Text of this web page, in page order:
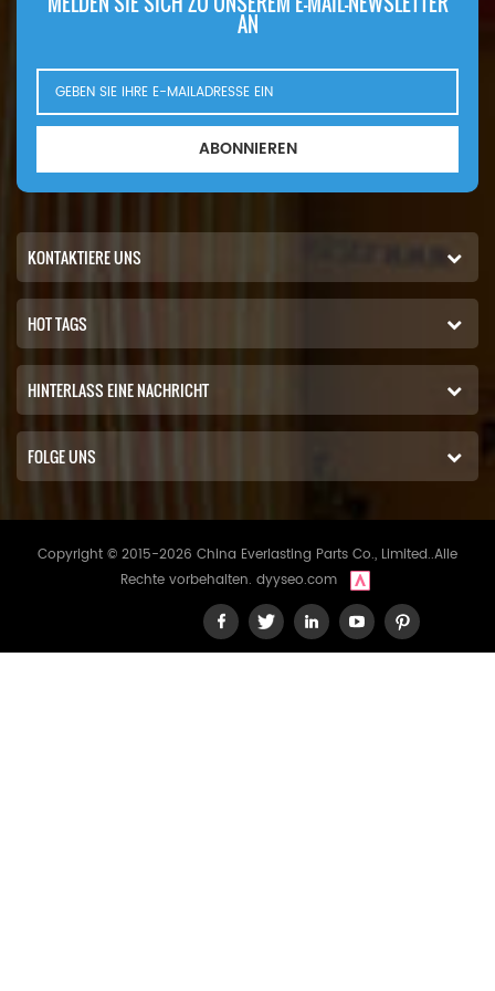
AN
ABONNIEREN
KONTAKTIERE UNS
HOT TAGS
HINTERLASS EINE NACHRICHT
FOLGE UNS
Copyright © 2015-2026 China Everlasting Parts Co., Limited..Alle
Rechte vorbehalten. dyyseo.com